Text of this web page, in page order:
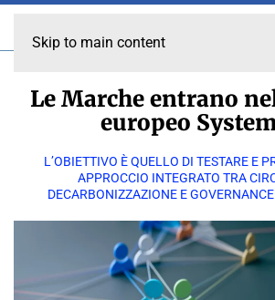
Skip to main content
Le Marche entrano
europeo
L’OBIETTIVO È QUELLO DI TESTARE E
APPROCCIO INTEGRATO TRA
DECARBONIZZAZIONE E